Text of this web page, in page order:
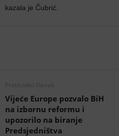
kazala je Čubrić.
Vijeće Europe pozvalo BiH
na izbornu reformu i
upozorilo na biranje
Predsjedništva